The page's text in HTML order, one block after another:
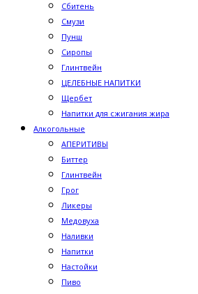
Сбитень
Смузи
Пунш
Сиропы
Глинтвейн
ЦЕЛЕБНЫЕ НАПИТКИ
Щербет
Напитки для сжигания жира
Алкогольные
АПЕРИТИВЫ
Биттер
Глинтвейн
Грог
Ликеры
Медовуха
Наливки
Напитки
Настойки
Пиво